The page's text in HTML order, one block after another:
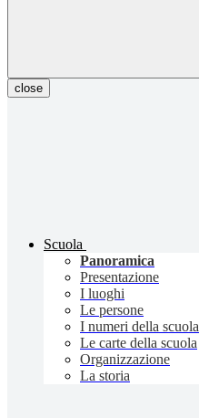
close
Scuola
Panoramica
Presentazione
I luoghi
Le persone
I numeri della scuola
Le carte della scuola
Organizzazione
La storia